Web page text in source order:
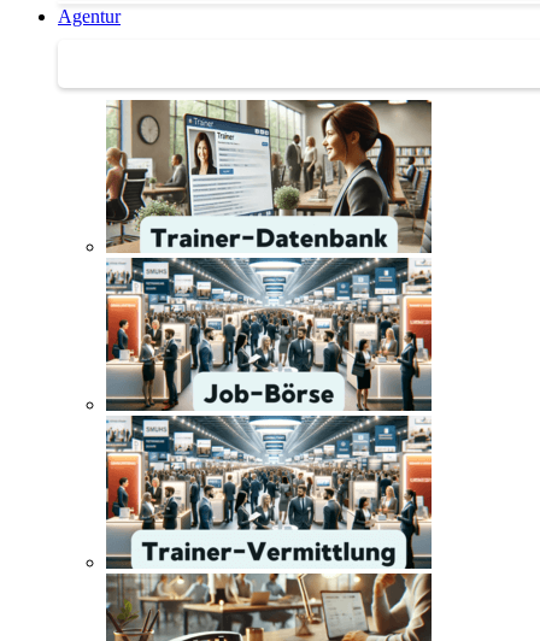
Agentur